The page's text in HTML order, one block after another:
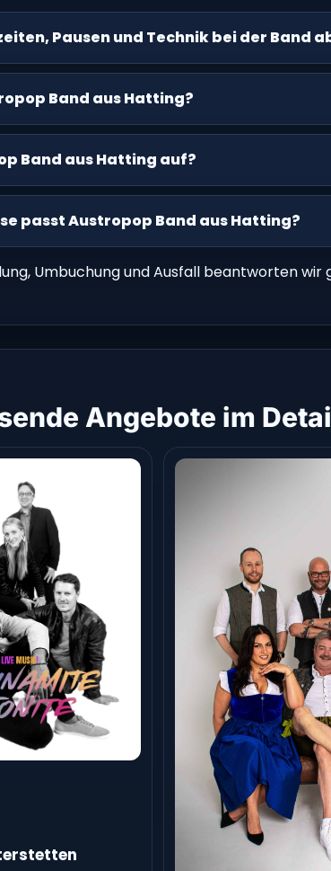
Pausen und Technik bei der Band
Band aus Hatting?
Band aus Hatting auf?
passt Austropop Band aus Hatting?
Umbuchung und Ausfall beantworten
Angebote im